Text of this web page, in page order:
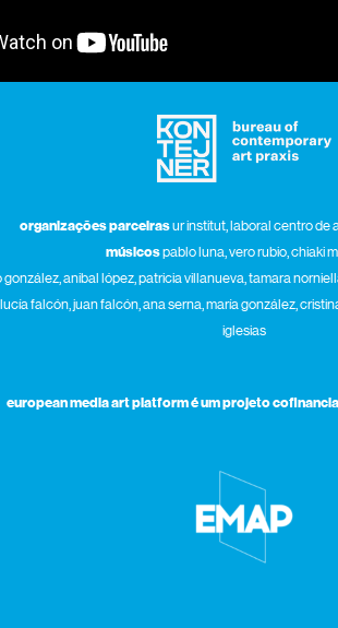
organizações parceirasur institut, laboral centro de
músicospablo luna, vero rubio, chiaki
anibal lópez, patricia villanueva, tamara
falcón, juan falcón, ana serna, maría gonzález,
iglesias
european media art platform é um projeto